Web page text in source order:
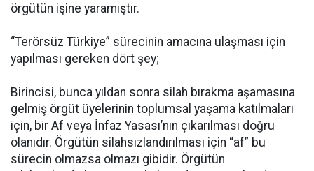
örgütün işine yaramıştır.
“Terörsüz Türkiye” sürecinin amacına ulaşması için
yapılması gereken dört şey;
Birincisi, bunca yıldan sonra silah bırakma aşamasına
gelmiş örgüt üyelerinin toplumsal yaşama katılmaları
için, bir Af veya İnfaz Yasası’nın çıkarılması doğru
olanıdır. Örgütün silahsızlandırılması için “af” bu
sürecin olmazsa olmazı gibidir. Örgütün